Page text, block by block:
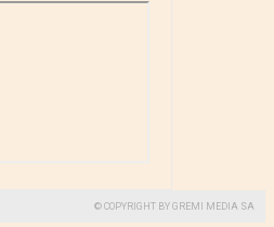
© COPYRIGHT BY GREMI MEDIA SA